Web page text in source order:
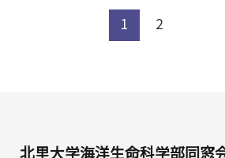
1 2
北里大学海洋生命科学部同窓